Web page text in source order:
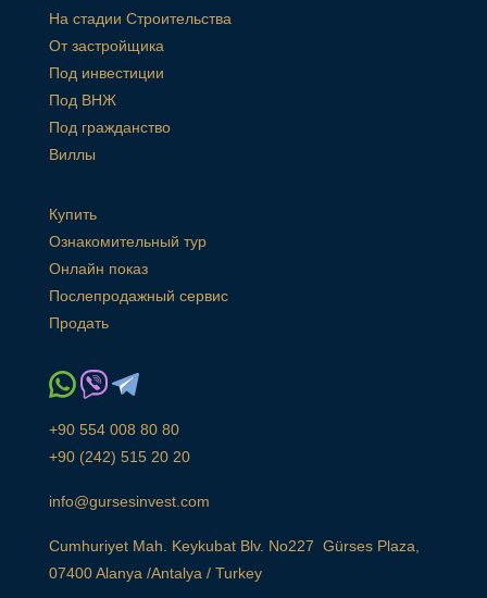
На стадии Строительства
От застройщика
Под инвестиции
Под ВНЖ
Под гражданство
Виллы
Купить
Ознакомительный тур
Онлайн показ
Послепродажный сервис
Продать
+90 554 008 80 80
+90 (242) 515 20 20
info@gursesinvest.com
Cumhuriyet Mah. Keykubat Blv. No227 Gürses Plaza,
07400 Alanya /Antalya / Turkey